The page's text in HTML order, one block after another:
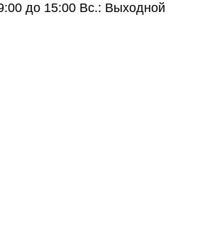
до 15:00 Вс.: Выходной